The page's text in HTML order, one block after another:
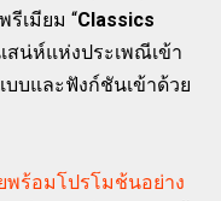
เมียม “Classics
สน่ห์แห่งประเพณีเข้า
บและฟังก์ชันเข้าด้วย
พร้อมโปรโมช้นอย่าง